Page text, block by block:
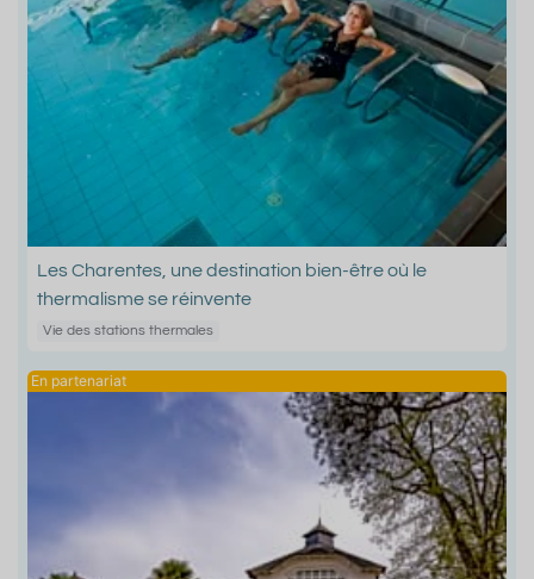
Les Charentes, une destination bien-être où le
thermalisme se réinvente
Vie des stations thermales